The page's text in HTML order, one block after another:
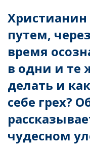
путем,
время
в одни и те
делать и
себе грех?
чудесном